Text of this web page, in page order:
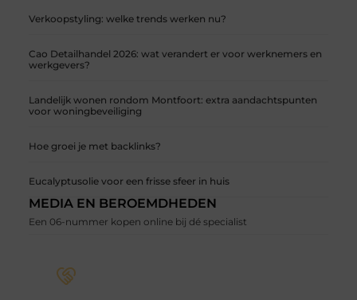
Verkoopstyling: welke trends werken nu?
Cao Detailhandel 2026: wat verandert er voor werknemers en
werkgevers?
Landelijk wonen rondom Montfoort: extra aandachtspunten
voor woningbeveiliging
Hoe groei je met backlinks?
Eucalyptusolie voor een frisse sfeer in huis
MEDIA EN BEROEMDHEDEN
Een 06-nummer kopen online bij dé specialist